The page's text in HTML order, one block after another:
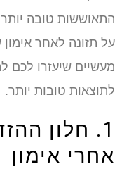
על תזונה לאחר אימון
מעשיים שיעזרו לכם
לתוצאות טובות יותר.
1. חלון
אחרי אימון